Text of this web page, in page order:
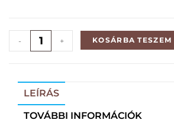
- + KOSÁRBA TESZEM
LEÍRÁS
TOVÁBBI INFORMÁCIÓK